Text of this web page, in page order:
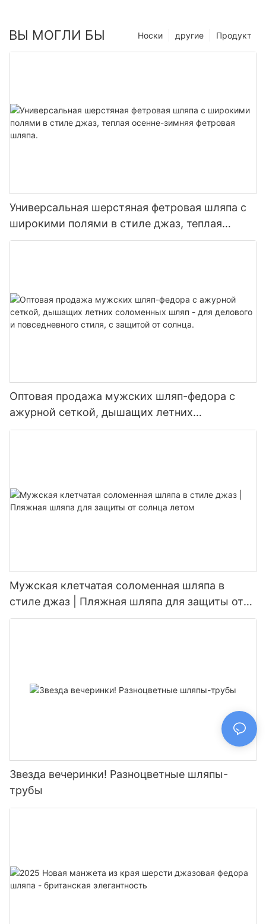
ВЫ МОГЛИ БЫ Продукт
другие
Носки
Универсальная шерстяная фетровая шляпа с
широкими полями в стиле джаз, теплая
осенне-зимняя фетровая шляпа.
Оптовая продажа мужских шляп-федора с
ажурной сеткой, дышащих летних
соломенных шляп - для делового и
Мужская клетчатая соломенная шляпа в
стиле джаз | Пляжная шляпа для защиты от
солнца летом
Звезда вечеринки! Разноцветные шляпы-
трубы